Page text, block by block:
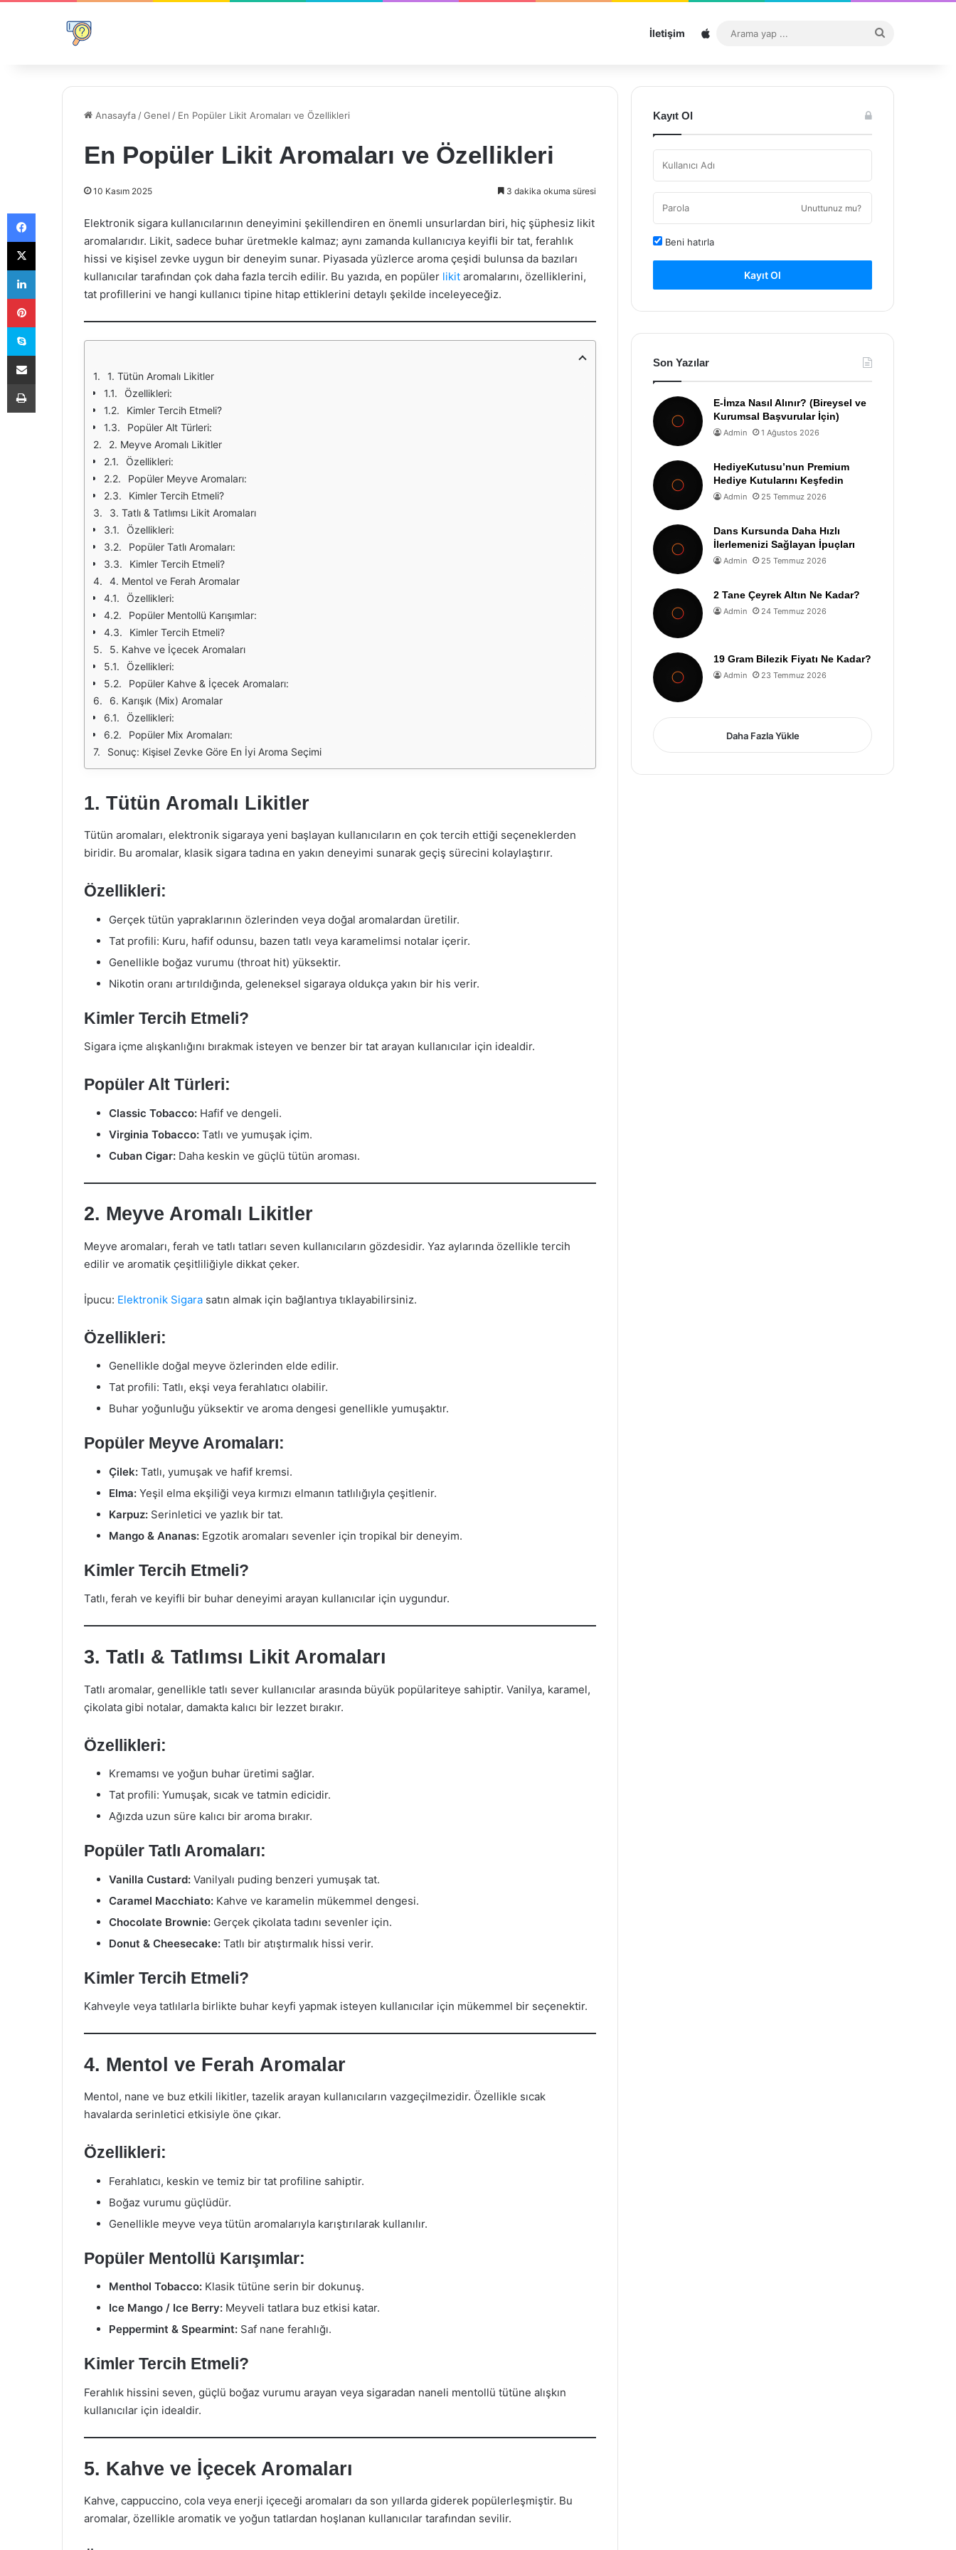
İletişim Sitemap
...
Anasayfa /Genel / En Popüler Likit Aromaları ve Özellikleri
En Popüler Likit Aromaları ve Özellikleri
10 Kasım 2025 3 dakika okuma süresi
Elektronik sigara kullanıcılarının deneyimini şekillendiren en önemli unsurlardan biri, hiç şüphesiz likit
aromalarıdır. Likit, sadece buhar üretmekle kalmaz; aynı zamanda kullanıcıya keyifli bir tat, ferahlık
hissi ve kişisel zevke uygun bir deneyim sunar. Piyasada yüzlerce aroma çeşidi bulunsa da bazıları
kullanıcılar tarafından çok daha fazla tercih edilir. Bu yazıda, en popüler likit aromalarını, özelliklerini,
tat profillerini ve hangi kullanıcı tipine hitap ettiklerini detaylı şekilde inceleyeceğiz.
1. Tütün Aromalı Likitler
Özellikleri:
Kimler Tercih Etmeli?
Popüler Alt Türleri:
2. Meyve Aromalı Likitler
Özellikleri:
Popüler Meyve Aromaları:
Kimler Tercih Etmeli?
3. Tatlı & Tatlımsı Likit Aromaları
Özellikleri:
Popüler Tatlı Aromaları:
Kimler Tercih Etmeli?
4. Mentol ve Ferah Aromalar
Özellikleri:
Popüler Mentollü Karışımlar:
Kimler Tercih Etmeli?
5. Kahve ve İçecek Aromaları
Özellikleri:
Popüler Kahve & İçecek Aromaları:
6. Karışık (Mix) Aromalar
Özellikleri:
Popüler Mix Aromaları:
Sonuç: Kişisel Zevke Göre En İyi Aroma Seçimi
1. Tütün Aromalı Likitler
Tütün aromaları, elektronik sigaraya yeni başlayan kullanıcıların en çok tercih ettiği seçeneklerden
biridir. Bu aromalar, klasik sigara tadına en yakın deneyimi sunarak geçiş sürecini kolaylaştırır.
Özellikleri:
Gerçek tütün yapraklarının özlerinden veya doğal aromalardan üretilir.
Tat profili: Kuru, hafif odunsu, bazen tatlı veya karamelimsi notalar içerir.
Genellikle boğaz vurumu (throat hit) yüksektir.
Nikotin oranı artırıldığında, geleneksel sigaraya oldukça yakın bir his verir.
Kimler Tercih Etmeli?
Sigara içme alışkanlığını bırakmak isteyen ve benzer bir tat arayan kullanıcılar için idealdir.
Popüler Alt Türleri:
Classic Tobacco: Hafif ve dengeli.
Virginia Tobacco: Tatlı ve yumuşak içim.
Cuban Cigar: Daha keskin ve güçlü tütün aroması.
2. Meyve Aromalı Likitler
Meyve aromaları, ferah ve tatlı tatları seven kullanıcıların gözdesidir. Yaz aylarında özellikle tercih
edilir ve aromatik çeşitliliğiyle dikkat çeker.
İpucu: Elektronik Sigara satın almak için bağlantıya tıklayabilirsiniz.
Özellikleri:
Genellikle doğal meyve özlerinden elde edilir.
Tat profili: Tatlı, ekşi veya ferahlatıcı olabilir.
Buhar yoğunluğu yüksektir ve aroma dengesi genellikle yumuşaktır.
Popüler Meyve Aromaları:
Çilek: Tatlı, yumuşak ve hafif kremsi.
Elma: Yeşil elma ekşiliği veya kırmızı elmanın tatlılığıyla çeşitlenir.
Karpuz: Serinletici ve yazlık bir tat.
Mango & Ananas: Egzotik aromaları sevenler için tropikal bir deneyim.
Kimler Tercih Etmeli?
Tatlı, ferah ve keyifli bir buhar deneyimi arayan kullanıcılar için uygundur.
3. Tatlı & Tatlımsı Likit Aromaları
Tatlı aromalar, genellikle tatlı sever kullanıcılar arasında büyük popülariteye sahiptir. Vanilya, karamel,
çikolata gibi notalar, damakta kalıcı bir lezzet bırakır.
Özellikleri:
Kremamsı ve yoğun buhar üretimi sağlar.
Tat profili: Yumuşak, sıcak ve tatmin edicidir.
Ağızda uzun süre kalıcı bir aroma bırakır.
Popüler Tatlı Aromaları:
Vanilla Custard: Vanilyalı puding benzeri yumuşak tat.
Caramel Macchiato: Kahve ve karamelin mükemmel dengesi.
Chocolate Brownie: Gerçek çikolata tadını sevenler için.
Donut & Cheesecake: Tatlı bir atıştırmalık hissi verir.
Kimler Tercih Etmeli?
Kahveyle veya tatlılarla birlikte buhar keyfi yapmak isteyen kullanıcılar için mükemmel bir seçenektir.
4. Mentol ve Ferah Aromalar
Mentol, nane ve buz etkili likitler, tazelik arayan kullanıcıların vazgeçilmezidir. Özellikle sıcak
havalarda serinletici etkisiyle öne çıkar.
Özellikleri:
Ferahlatıcı, keskin ve temiz bir tat profiline sahiptir.
Boğaz vurumu güçlüdür.
Genellikle meyve veya tütün aromalarıyla karıştırılarak kullanılır.
Popüler Mentollü Karışımlar:
Menthol Tobacco: Klasik tütüne serin bir dokunuş.
Ice Mango / Ice Berry: Meyveli tatlara buz etkisi katar.
Peppermint & Spearmint: Saf nane ferahlığı.
Kimler Tercih Etmeli?
Ferahlık hissini seven, güçlü boğaz vurumu arayan veya sigaradan naneli mentollü tütüne alışkın
kullanıcılar için idealdir.
5. Kahve ve İçecek Aromaları
Kahve, cappuccino, cola veya enerji içeceği aromaları da son yıllarda giderek popülerleşmiştir. Bu
aromalar, özellikle aromatik ve yoğun tatlardan hoşlanan kullanıcılar tarafından sevilir.
Kayıt Ol
Unuttunuz mu?
Beni hatırla
Kayıt Ol
Son Yazılar
E-İmza Nasıl Alınır? (Bireysel ve
Kurumsal Başvurular İçin)
Admin 1 Ağustos 2026
HediyeKutusu’nun Premium
Hediye Kutularını Keşfedin
Admin 25 Temmuz 2026
Dans Kursunda Daha Hızlı
İlerlemenizi Sağlayan İpuçları
Admin 25 Temmuz 2026
2 Tane Çeyrek Altın Ne Kadar?
Admin 24 Temmuz 2026
19 Gram Bilezik Fiyatı Ne Kadar?
Admin 23 Temmuz 2026
Daha Fazla Yükle
Facebook
X
LinkedIn
Pinterest
Skype
E-Posta ile paylaş